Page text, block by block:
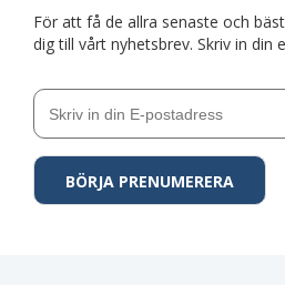
För att få de allra senaste och
dig till vårt nyhetsbrev. Skriv in din